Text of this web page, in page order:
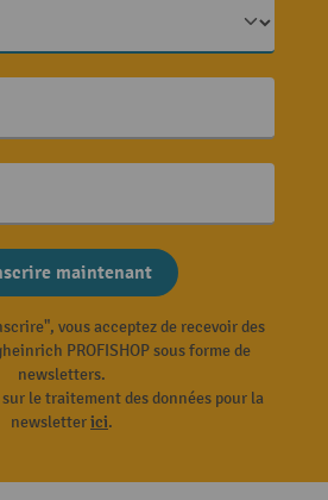
maintenant
vous acceptez de recevoir des
PROFISHOP sous forme de
newsletters.
le traitement des données pour la
newsletterici.